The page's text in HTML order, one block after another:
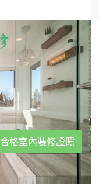
合格室內裝修證照